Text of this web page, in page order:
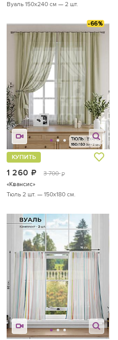
Вуаль 150х240 см — 2 шт.
-66%
1 260 руб.
3 700 руб.
КУПИТЬ
«Квансис»
Тюль 2 шт. — 150х180 см.